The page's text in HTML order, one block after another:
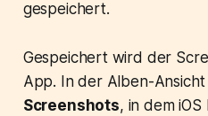
gespeichert.
Gespeichert wird der
App. In der Alben-
Screenshots, in dem